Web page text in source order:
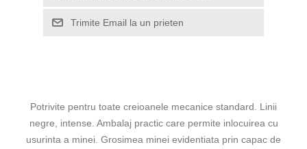
Trimite Email la un prieten
Potrivite pentru toate creioanele mecanice standard. Linii
negre, intense. Ambalaj practic care permite inlocuirea cu
usurinta a minei. Grosimea minei evidentiata prin capac de